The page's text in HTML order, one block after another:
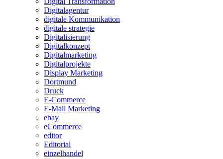
Digitalagentur
digitale Kommunikation
digitale strategie
Digitalisierung
Digitalkonzept
Digitalmarketing
Digitalprojekte
Display Marketing
Dortmund
Druck
E-Commerce
E-Mail Marketing
ebay
eCommerce
editor
Editorial
einzelhandel